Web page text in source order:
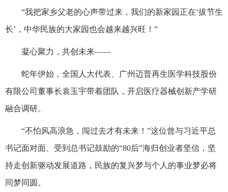
“我把家乡父老的心声带过来，我们的新家园正在‘拔节生
长’，中华民族的大家园也会越来越兴旺！”
凝心聚力，共创未来——
蛇年伊始，全国人大代表、广州迈普再生医学科技股份
有限公司董事长袁玉宇带着团队，开启医疗器械创新产学研
融合调研。
“不怕风高浪急，闯过去才有未来！”这位曾与习近平总
书记面对面、受到总书记鼓励的“80后”海归创业者坚信，坚
持走创新驱动发展道路，民族的复兴梦与个人的事业梦必将
同梦同圆。